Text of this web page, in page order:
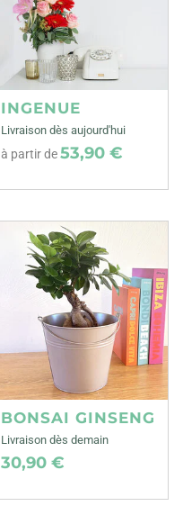
INGENUE
Livraison dès aujourd'hui
à partir de53,90 €
BONSAI GINSENG
Livraison dès demain
30,90 €